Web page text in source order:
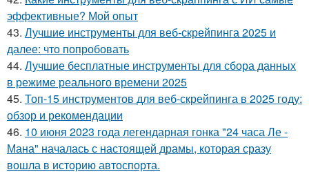
эффективные? Мой опыт
43. Лучшие инструменты для веб-скрейпинга 2025 и
далее: что попробовать
44. Лучшие бесплатные инструменты для сбора данных
в режиме реального времени 2025
45. Топ-15 инструментов для веб-скрейпинга в 2025 году:
обзор и рекомендации
46. 10 июня 2023 года легендарная гонка "24 часа Ле -
Мана" началась с настоящей драмы, которая сразу
вошла в историю автоспорта.